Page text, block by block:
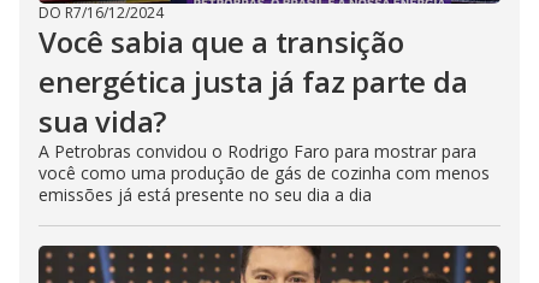
DO R7/16/12/2024
Você sabia que a transição
energética justa já faz parte da
sua vida?
A Petrobras convidou o Rodrigo Faro para mostrar para
você como uma produção de gás de cozinha com menos
emissões já está presente no seu dia a dia